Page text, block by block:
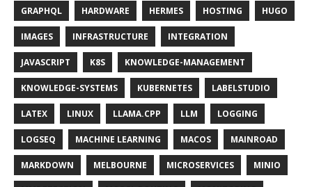
GRAPHQL HARDWARE HERMES HOSTING HUGO
IMAGES INFRASTRUCTURE INTEGRATION
JAVASCRIPT K8S KNOWLEDGE-MANAGEMENT
KNOWLEDGE-SYSTEMS KUBERNETES LABELSTUDIO
LATEX LINUX LLAMA.CPP LLM LOGGING
LOGSEQ MACHINE LEARNING MACOS MAINROAD
MARKDOWN MELBOURNE MICROSERVICES MINIO